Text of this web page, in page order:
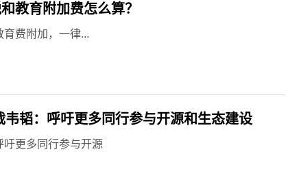
教育附加费怎么算？
费附加，一律...
韬：呼吁更多同行参与开源和生态建设
吁更多同行参与开源